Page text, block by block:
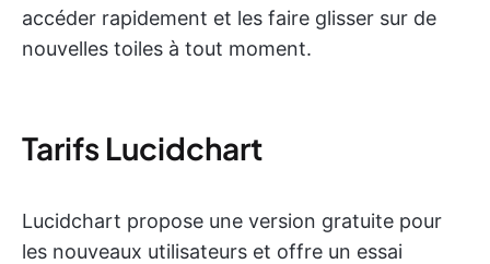
accéder rapidement et les faire glisser sur de
nouvelles toiles à tout moment.
Tarifs Lucidchart
Lucidchart propose une version gratuite pour
les nouveaux utilisateurs et offre un essai